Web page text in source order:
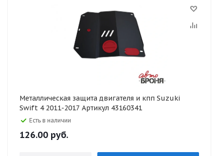
Металлическая защита двигателя и кпп Suzuki
Swift 4 2011-2017 Артикул 43160341
Есть в наличии
126.00 руб.